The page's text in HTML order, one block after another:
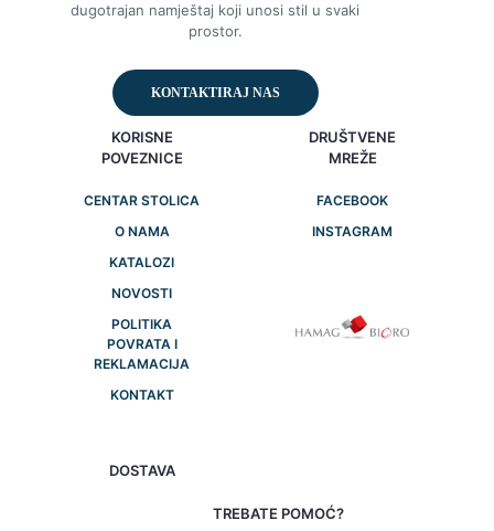
dugotrajan namještaj koji unosi stil u svaki
prostor.
KONTAKTIRAJ NAS
KORISNE
POVEZNICE
CENTAR STOLICA
O NAMA
KATALOZI
NOVOSTI
POLITIKA
POVRATA I
REKLAMACIJA
KONTAKT
DOSTAVA
DRUŠTVENE
MREŽE
FACEBOOK
INSTAGRAM
TREBATE POMOĆ?